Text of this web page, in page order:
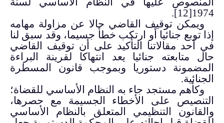
1974
[12]
.
ويمكن توقيف القاضي حالا عن مزاولة مهامه
إذا توبع جنائيا أو ارتكب خطأ جسيما، وقد سبق لنا
في أحد مقالاتنا التأكيد على أن توقيف القاضي
حال متابعته جنائيا يعد انتهاكا لقرينة البراءة
المضمونة دستوريا وبموجب قانون المسطرة
الجنائية.
وكأهم مستجد جاء به النظام الأساسي للقضاة؛
التنصيص على الأخطاء الجسيمة مع حصرها،
والقانون التنظيمي المتعلق بالنظام الأساسي